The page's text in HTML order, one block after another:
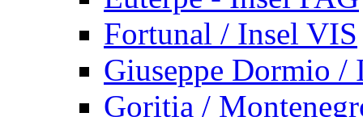
Fortunal / Insel VIS
Giuseppe Dormio /
Goritia /